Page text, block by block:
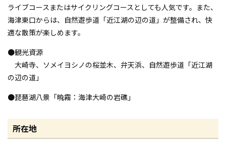
ライブコースまたはサイクリングコースとしても人気です。また、
海津東口からは、自然遊歩道「近江湖の辺の道」が整備され、快
適な散策が楽しめます。
●観光資源
大崎寺、ソメイヨシノの桜並木、弁天浜、自然遊歩道「近江湖
の辺の道」
●琵琶湖八景「暁霧：海津大崎の岩礁」
所在地